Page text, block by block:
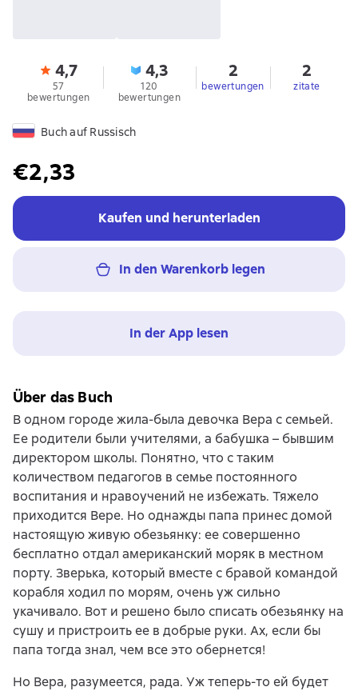
4,7
57
bewertungen
4,3
120
bewertungen
2
bewertungen
2
zitate
Buch auf Russisch
€2,33
Kaufen und herunterladen
In den Warenkorb legen
In der App lesen
Über das Buch
В одном городе жила-была девочка Вера с семьей.
Ее родители были учителями, а бабушка – бывшим
директором школы. Понятно, что с таким
количеством педагогов в семье постоянного
воспитания и нравоучений не избежать. Тяжело
приходится Вере. Но однажды папа принес домой
настоящую живую обезьянку: ее совершенно
бесплатно отдал американский моряк в местном
порту. Зверька, который вместе с бравой командой
корабля ходил по морям, очень уж сильно
укачивало. Вот и решено было списать обезьянку на
сушу и пристроить ее в добрые руки. Ах, если бы
папа тогда знал, чем все это обернется!
Но Вера, разумеется, рада. Уж теперь-то ей будет